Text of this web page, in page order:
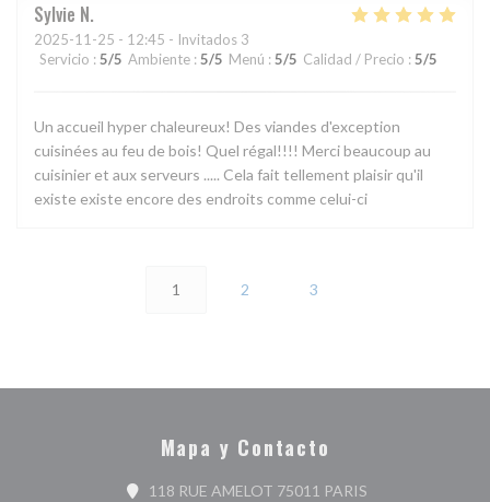
Sylvie N
2025-11-25 - 12:45 - Invitados 3
Servicio : 5/5 Ambiente : 5/5 Menú : 5/5 Calidad / Precio : 5/5
Un accueil hyper chaleureux! Des viandes d'exception
cuisinées au feu de bois! Quel régal!!!! Merci beaucoup au
cuisinier et aux serveurs ..... Cela fait tellement plaisir qu'il
existe existe encore des endroits comme celui-ci
1 2 3
Mapa y Contacto
118 RUE AMELOT 75011 PARIS((abre en una